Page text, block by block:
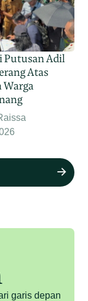
Putusan Adil
Atas
Warga
garis depan